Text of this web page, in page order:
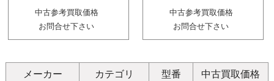
中古参考買取価格
お問合せ下さい
中古参考買取価格
お問合せ下さい
メーカー カテゴリ 型番
中古買取価格